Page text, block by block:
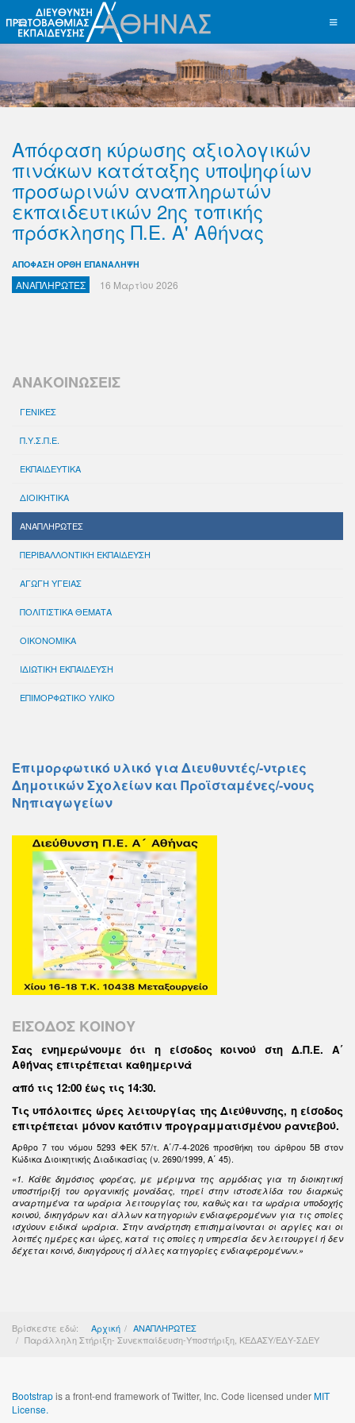
Απόφαση κύρωσης αξιολογικών
πινάκων κατάταξης υποψηφίων
προσωρινών αναπληρωτών
εκπαιδευτικών 2ης τοπικής
πρόσκλησης Π.Ε. Α' Αθήνας
ΑΠΟΦΑΣΗ ΟΡΘΗ ΕΠΑΝΑΛΗΨΗ
ΑΝΑΠΛΗΡΩΤΕΣ 16 Μαρτίου 2026
ΑΝΑΚΟΙΝΩΣΕΙΣ
ΓΕΝΙΚΕΣ
Π.Υ.Σ.Π.Ε.
ΕΚΠΑΙΔΕΥΤΙΚΑ
ΔΙΟΙΚΗΤΙΚΑ
ΑΝΑΠΛΗΡΩΤΕΣ
ΠΕΡΙΒΑΛΛΟΝΤΙΚΗ ΕΚΠΑΙΔΕΥΣΗ
ΑΓΩΓΗ ΥΓΕΙΑΣ
ΠΟΛΙΤΙΣΤΙΚΑ ΘΕΜΑΤΑ
ΟΙΚΟΝΟΜΙΚΑ
ΙΔΙΩΤΙΚΗ ΕΚΠΑΙΔΕΥΣΗ
ΕΠΙΜΟΡΦΩΤΙΚΟ ΥΛΙΚΟ
Επιμορφωτικό υλικό για Διευθυντές/-ντριες
Δημοτικών Σχολείων και Προϊσταμένες/-νους
Νηπιαγωγείων
ΕΙΣΟΔΟΣ ΚΟΙΝΟΥ
Σας ενημερώνουμε ότι η είσοδος κοινού στη Δ.Π.Ε. Α΄
Αθήνας επιτρέπεται καθημερινά
από τις 12:00 έως τις 14:30.
Τις υπόλοιπες ώρες λειτουργίας της Διεύθυνσης, η είσοδος
επιτρέπεται μόνον κατόπιν προγραμματισμένου ραντεβού.
Άρθρο 7 του νόμου 5293 ΦΕΚ 57/τ. Α΄/7-4-2026 προσθήκη του άρθρου 5Β στον
Κώδικα Διοικητικής Διαδικασίας (ν. 2690/1999, Α΄ 45).
«1. Κάθε δημόσιος φορέας, με μέριμνα της αρμόδιας για τη διοικητική
υποστήριξή του οργανικής μονάδας, τηρεί στην ιστοσελίδα του διαρκώς
αναρτημένα τα ωράρια λειτουργίας του, καθώς και τα ωράρια υποδοχής
κοινού, δικηγόρων και άλλων κατηγοριών ενδιαφερομένων για τις οποίες
ισχύουν ειδικά ωράρια. Στην ανάρτηση επισημαίνονται οι αργίες και οι
λοιπές ημέρες και ώρες, κατά τις οποίες η υπηρεσία δεν λειτουργεί ή δεν
δέχεται κοινό, δικηγόρους ή άλλες κατηγορίες ενδιαφερομένων.»
Βρίσκεστε εδώ: Αρχική
ΑΝΑΠΛΗΡΩΤΕΣ
Παράλληλη Στήριξη- Συνεκπαίδευση-Υποστήριξη, ΚΕΔΑΣΥ/ΕΔΥ-ΣΔΕΥ
Bootstrapis a front-end framework of Twitter, Inc. Code licensed underMIT
License.